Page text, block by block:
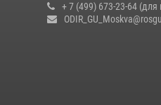
+ 7 (499) 673-23-64